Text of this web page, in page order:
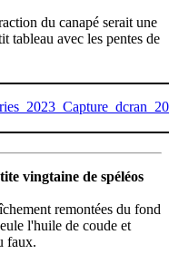
du canapé serait une
tableau avec les pentes de
vingtaine de spéléos
remontées du fond
l'huile de coude et
faux.